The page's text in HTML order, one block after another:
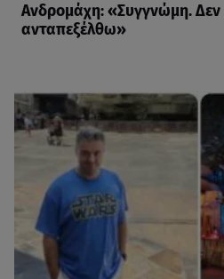
Ανδρομάχη: «Συγγνώμη.
ανταπεξέλθω»